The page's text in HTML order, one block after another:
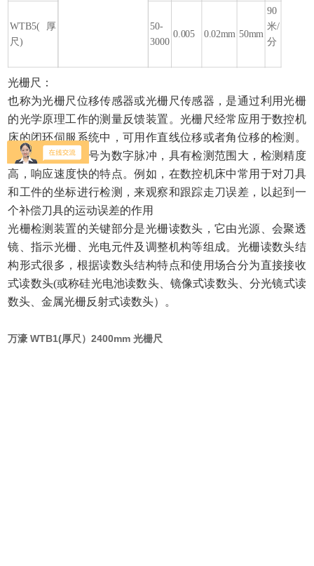
WTB5(厚
尺)
50-
3000
0.005 0.02mm 50mm
90
米/
分
光栅尺：
也称为光栅尺位移传感器或光栅尺传感器，是通过利用光栅
的光学原理工作的测量反馈装置。光栅尺经常应用于数控机
床的闭环伺服系统中，可用作直线位移或者角位移的检测。
其测量输出的信号为数字脉冲，具有检测范围大，检测精度
高，响应速度快的特点。例如，在数控机床中常用于对刀具
和工件的坐标进行检测，来观察和跟踪走刀误差，以起到一
个补偿刀具的运动误差的作用
光栅检测装置的关键部分是光栅读数头，它由光源、会聚透
镜、指示光栅、光电元件及调整机构等组成。光栅读数头结
构形式很多，根据读数头结构特点和使用场合分为直接接收
式读数头(或称硅光电池读数头、镜像式读数头、分光镜式读
数头、金属光栅反射式读数头）。
万濠 WTB1(厚尺）2400mm 光栅尺